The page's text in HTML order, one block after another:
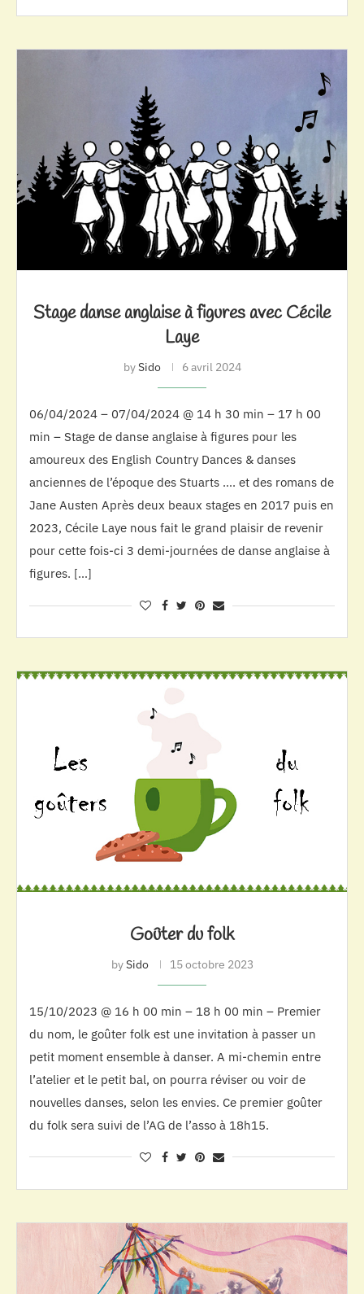
Stage danse anglaise à figures avec Cécile
Laye
bySido 6 avril 2024
06/04/2024 – 07/04/2024 @ 14 h 30 min – 17 h 00
min – Stage de danse anglaise à figures pour les
amoureux des English Country Dances & danses
anciennes de l’époque des Stuarts …. et des romans de
Jane Austen Après deux beaux stages en 2017 puis en
2023, Cécile Laye nous fait le grand plaisir de revenir
pour cette fois-ci 3 demi-journées de danse anglaise à
figures. […]
Goûter du folk
bySido 15 octobre 2023
15/10/2023 @ 16 h 00 min – 18 h 00 min – Premier
du nom, le goûter folk est une invitation à passer un
petit moment ensemble à danser. A mi-chemin entre
l’atelier et le petit bal, on pourra réviser ou voir de
nouvelles danses, selon les envies. Ce premier goûter
du folk sera suivi de l’AG de l’asso à 18h15.